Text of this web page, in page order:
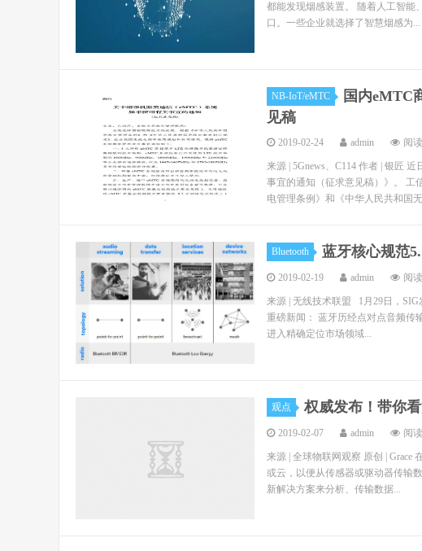
都能发现烟感装置。 随着人工智能
口。一些企业就选择了智慧烟感为...
NB-IoT/eMTC
国内eMTC
见稿
2019-02-24 admin 阅
来源 | 5Gnews、C114 作者 | 银匠
事宜的通知（征求意见稿）》。 工
电管理条例》和《中华人民共和国
Bluetooth 蓝牙核心规范
2019-02-19 admin 阅
来源 | 无线技术联盟 1月29日，
重磅新闻： 蓝牙历经点对点音频传
进入精确定位市场领域...
观点 权威发布！带你
2019-02-07 admin 阅
来源 | 全球物联网观察 原创 | Grace
或云，以便从传感器或驱动器传输
新解决方案来分析、传输数据...